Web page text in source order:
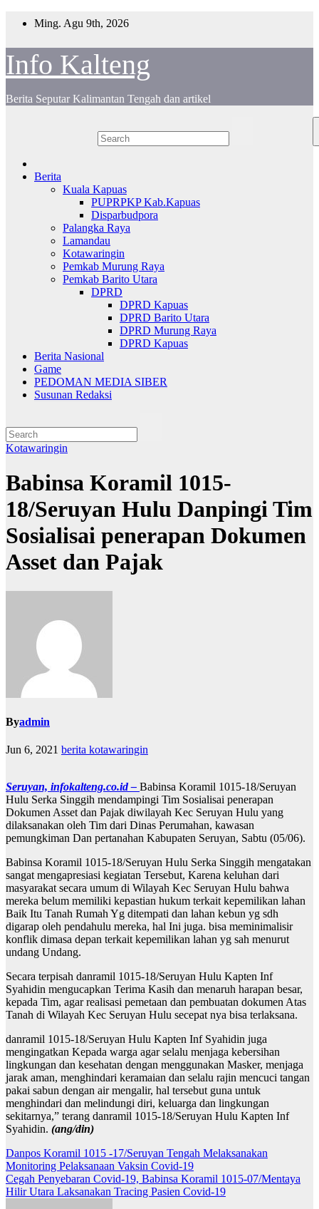
Ming. Agu 9th, 2026
Info Kalteng
Berita Seputar Kalimantan Tengah dan artikel
Berita
Kuala Kapuas
PUPRPKP Kab.Kapuas
Disparbudpora
Palangka Raya
Lamandau
Kotawaringin
Pemkab Murung Raya
Pemkab Barito Utara
DPRD
DPRD Kapuas
DPRD Barito Utara
DPRD Murung Raya
DPRD Kapuas
Berita Nasional
Game
PEDOMAN MEDIA SIBER
Susunan Redaksi
Kotawaringin
Babinsa Koramil 1015-
18/Seruyan Hulu Danpingi Tim
Sosialisai penerapan Dokumen
Asset dan Pajak
Byadmin
Jun 6, 2021 berita kotawaringin
Seruyan, infokalteng.co.id – Babinsa Koramil 1015-18/Seruyan
Hulu Serka Singgih mendampingi Tim Sosialisai penerapan
Dokumen Asset dan Pajak diwilayah Kec Seruyan Hulu yang
dilaksanakan oleh Tim dari Dinas Perumahan, kawasan
pemungkiman Dan pertanahan Kabupaten Seruyan, Sabtu (05/06).
Babinsa Koramil 1015-18/Seruyan Hulu Serka Singgih mengatakan
sangat mengapresiasi kegiatan Tersebut, Karena keluhan dari
masyarakat secara umum di Wilayah Kec Seruyan Hulu bahwa
mereka belum memiliki kepastian hukum terkait kepemilikan lahan
Baik Itu Tanah Rumah Yg ditempati dan lahan kebun yg sdh
digarap oleh pendahulu mereka, hal Ini juga. bisa meminimalisir
konflik dimasa depan terkait kepemilikan lahan yg sah menurut
undang Undang.
Secara terpisah danramil 1015-18/Seruyan Hulu Kapten Inf
Syahidin mengucapkan Terima Kasih dan menaruh harapan besar,
kepada Tim, agar realisasi pemetaan dan pembuatan dokumen Atas
Tanah di Wilayah Kec Seruyan Hulu secepat nya bisa terlaksana.
danramil 1015-18/Seruyan Hulu Kapten Inf Syahidin juga
mengingatkan Kepada warga agar selalu menjaga kebersihan
lingkungan dan kesehatan dengan menggunakan Masker, menjaga
jarak aman, menghindari keramaian dan selalu rajin mencuci tangan
pakai sabun dengan air mengalir, hal tersebut guna untuk
menghindari dan melindungi diri, keluarga dan lingkungan
sekitarnya,” terang danramil 1015-18/Seruyan Hulu Kapten Inf
Syahidin. (ang/din)
Navigasi
pos
Danpos Koramil 1015 -17/Seruyan Tengah Melaksanakan
Monitoring Pelaksanaan Vaksin Covid-19
Cegah Penyebaran Covid-19, Babinsa Koramil 1015-07/Mentaya
Hilir Utara Laksanakan Tracing Pasien Covid-19